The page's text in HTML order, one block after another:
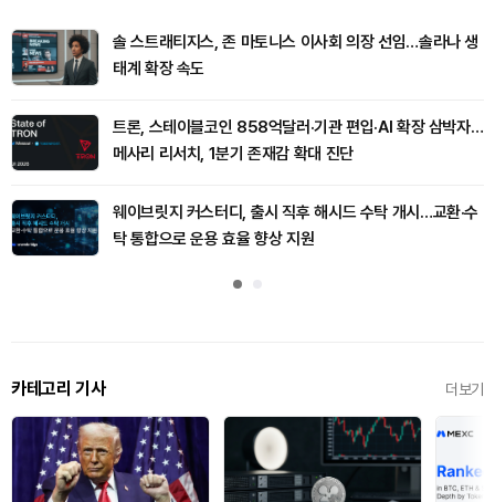
솔 스트래티지스, 존 마토니스 이사회 의장 선임…솔라나 생
태계 확장 속도
트론, 스테이블코인 858억달러·기관 편입·AI 확장 삼박자…
메사리 리서치, 1분기 존재감 확대 진단
웨이브릿지 커스터디, 출시 직후 해시드 수탁 개시…교환·수
탁 통합으로 운용 효율 향상 지원
카테고리 기사 더보기